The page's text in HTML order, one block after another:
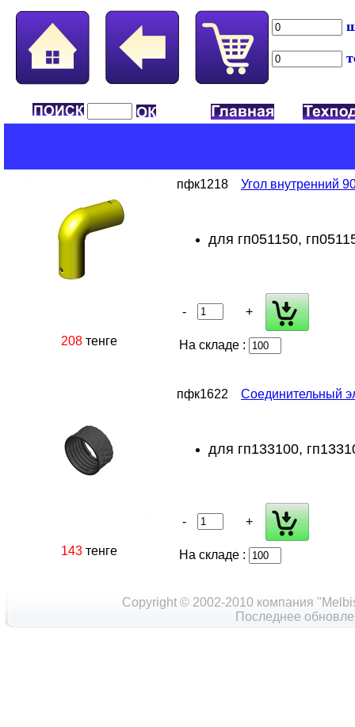
208 тенге
пфк1218 Угол внутренний
для гп051150,
- +
На складе :
143 тенге
пфк1622 Соединительный
для гп133100,
- +
На складе :
Copyright © 2002-2010 компания
Последнее